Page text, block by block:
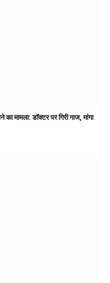
मामला: डॉक्टर पर गिरी गाज, मांगा